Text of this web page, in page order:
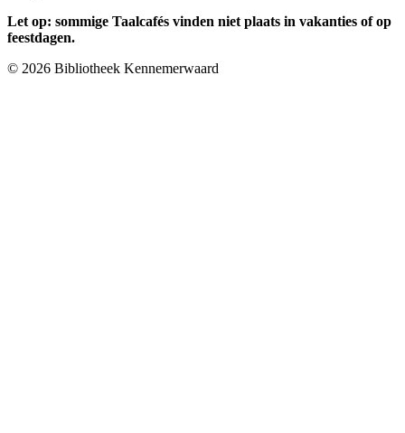
Let op: sommige Taalcafés vinden niet plaats in vakanties of op
feestdagen.
© 2026 Bibliotheek Kennemerwaard